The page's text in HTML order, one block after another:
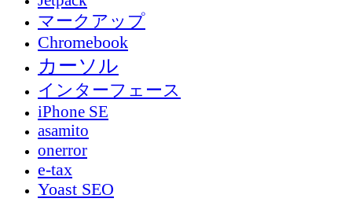
マークアップ
Chromebook
カーソル
インターフェース
iPhone SE
asamito
onerror
e-tax
Yoast SEO